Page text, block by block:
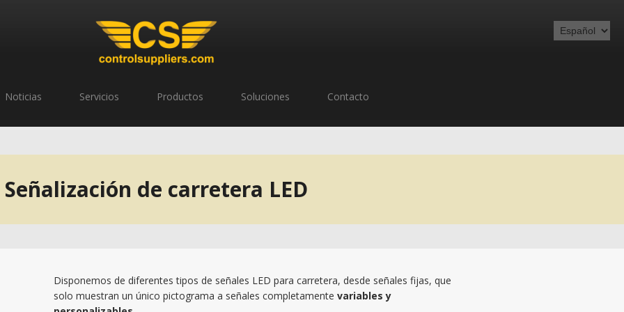
Noticias Servicios Productos Soluciones Contacto
Señalización de carretera LED
Disponemos de diferentes tipos de señales LED para carretera, desde señales fijas, que
solo muestran un único pictograma a señales completamentevariables y